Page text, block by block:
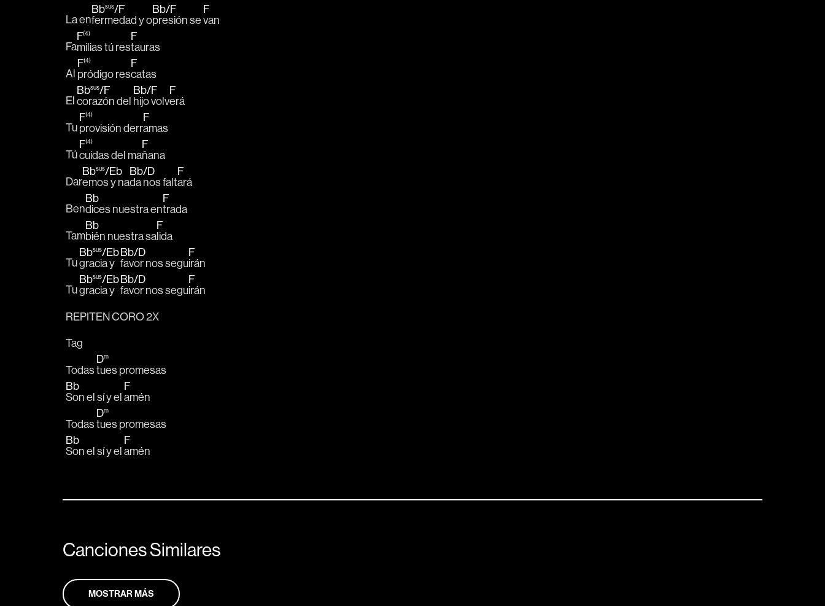
La en
Bbsus/F
fermedad y o
Bb/F
presión se
F
van
Fa
F(4)
milias tú res
F
tauras
Al
F(4)
pródigo res
F
catas
El
Bbsus/F
corazón del
Bb/F
hijo volv
F
erá
Tu
F(4)
provisión derr
F
amas
Tú
F(4)
cuidas del ma
F
ñana
Dar
Bbsus/Eb
emos y na
Bb/D
da nos falt
F
ará
Ben
Bb
dices nuestra en
F
trada
Tam
Bb
bién nuestra sa
F
lida
Tu
Bbsus/Eb
gracia y
Bb/D
favor nos segu
F
irán
Tu
Bbsus/Eb
gracia y
Bb/D
favor nos segu
F
irán
REPITEN CORO 2X
Tag
Todas
Dm
tues promesas
Bb
Son el sí y el
F
amén
Todas
Dm
tues promesas
Bb
Son el sí y el
F
amén
Canciones Similares
MOSTRAR MÁS